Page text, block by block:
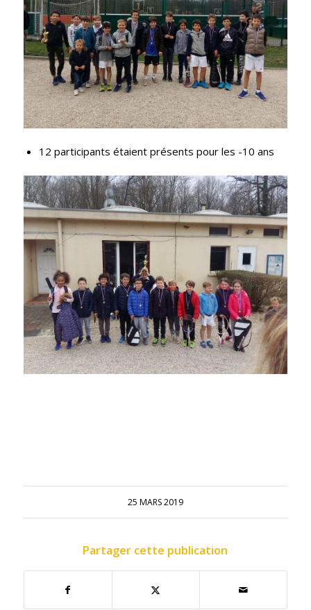
12 participants étaient présents pour les -10 ans
25 MARS 2019
Partager cette publication